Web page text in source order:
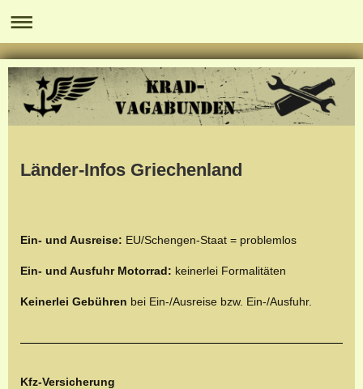
Länder-Infos Griechenland
Ein- und Ausreise: EU/Schengen-Staat = problemlos
Ein- und Ausfuhr Motorrad: keinerlei Formalitäten
Keinerlei Gebühren bei Ein-/Ausreise bzw. Ein-/Ausfuhr.
Kfz-Versicherung